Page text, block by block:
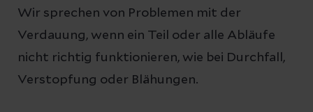
Wir sprechen von Problemen mit der
Verdauung, wenn ein Teil oder alle Abläufe
nicht richtig funktionieren, wie bei Durchfall,
Verstopfung oder Blähungen.